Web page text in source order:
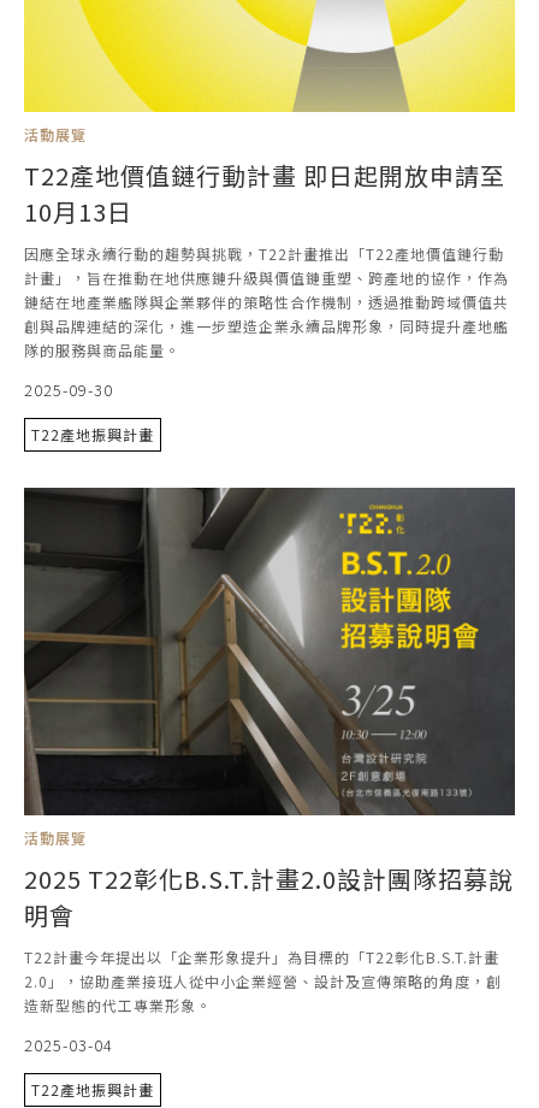
活動展覽
T22產地價值鏈行動計畫 即日起開放申請至
10月13日
因應全球永續行動的趨勢與挑戰，T22計畫推出「T22產地價值鏈行動
計畫」，旨在推動在地供應鏈升級與價值鏈重塑、跨產地的協作，作為
鏈結在地產業艦隊與企業夥伴的策略性合作機制，透過推動跨域價值共
創與品牌連結的深化，進一步塑造企業永續品牌形象，同時提升產地艦
隊的服務與商品能量。
2025-09-30
T22產地振興計畫
活動展覽
2025 T22彰化B.S.T.計畫2.0設計團隊招募說
明會
T22計畫今年提出以「企業形象提升」為目標的「T22彰化B.S.T.計畫
2.0」，協助產業接班人從中小企業經營、設計及宣傳策略的角度，創
造新型態的代工專業形象。
2025-03-04
T22產地振興計畫